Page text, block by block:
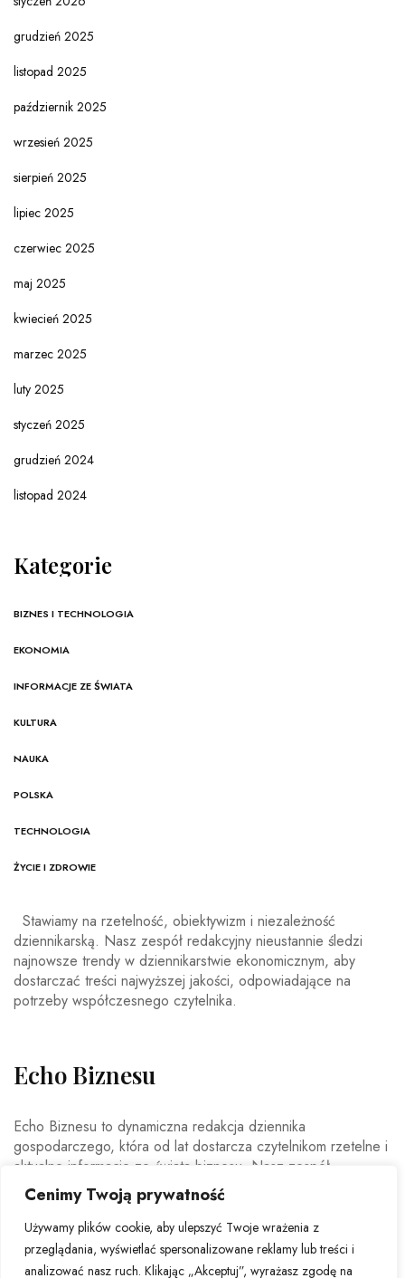
Cenimy Twoją prywatność
Używamy plików cookie, aby ulepszyć Twoje wrażenia z
przeglądania, wyświetlać spersonalizowane reklamy lub treści i
analizować nasz ruch. Klikając „Akceptuj”, wyrażasz zgodę na
grudzień 2025
listopad 2025
październik 2025
wrzesień 2025
sierpień 2025
lipiec 2025
czerwiec 2025
maj 2025
kwiecień 2025
marzec 2025
luty 2025
styczeń 2025
grudzień 2024
listopad 2024
Kategorie
BIZNES I TECHNOLOGIA
EKONOMIA
INFORMACJE ZE ŚWIATA
KULTURA
NAUKA
POLSKA
TECHNOLOGIA
ŻYCIE I ZDROWIE
Stawiamy na rzetelność, obiektywizm i niezależność
dziennikarską. Nasz zespół redakcyjny nieustannie śledzi
najnowsze trendy w dziennikarstwie ekonomicznym, aby
dostarczać treści najwyższej jakości, odpowiadające na
potrzeby współczesnego czytelnika.
Echo Biznesu
Echo Biznesu to dynamiczna redakcja dziennika
gospodarczego, która od lat dostarcza czytelnikom rzetelne i
aktualne informacje ze świata biznesu. Nasz zespół
doświadczonych dziennikarzy i ekspertów ekonomicznych
codziennie analizuje najważniejsze wydarzenia rynkowe,
trendy gospodarcze oraz decyzje mające wpływ na polską i
światową ekonomię.